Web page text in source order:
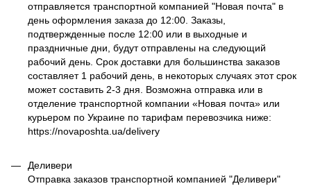
отправляется транспортной компанией "Новая почта" в
день оформления заказа до 12:00. Заказы,
подтвержденные после 12:00 или в выходные и
праздничные дни, будут отправлены на следующий
рабочий день. Срок доставки для большинства заказов
составляет 1 рабочий день, в некоторых случаях этот срок
может составить 2-3 дня. Возможна отправка или в
отделение транспортной компании «Новая почта» или
курьером по Украине по тарифам перевозчика ниже:
https://novaposhta.ua/delivery
Деливери
Отправка заказов транспортной компанией "Деливери"